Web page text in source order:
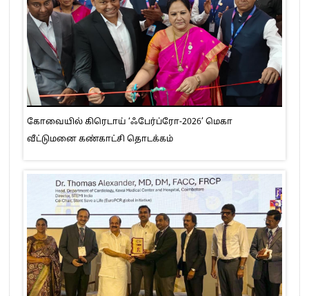
கோவையில் கிரெடாய் ‘ஃபேர்ப்ரோ-2026’ மெகா
வீட்டுமனை கண்காட்சி தொடக்கம்